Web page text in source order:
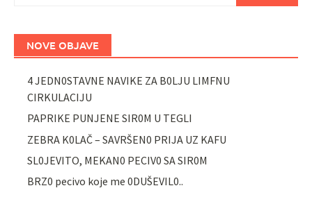
NOVE OBJAVE
4 JEDN0STAVNE NAVIKE ZA B0LJU LIMFNU
CIRKULACIJU
PAPRIKE PUNJENE SIR0M U TEGLI
ZEBRA K0LAČ – SAVRŠEN0 PRIJA UZ KAFU
SL0JEVITO, MEKAN0 PECIV0 SA SIR0M
BRZ0 pecivo koje me 0DUŠEVIL0..